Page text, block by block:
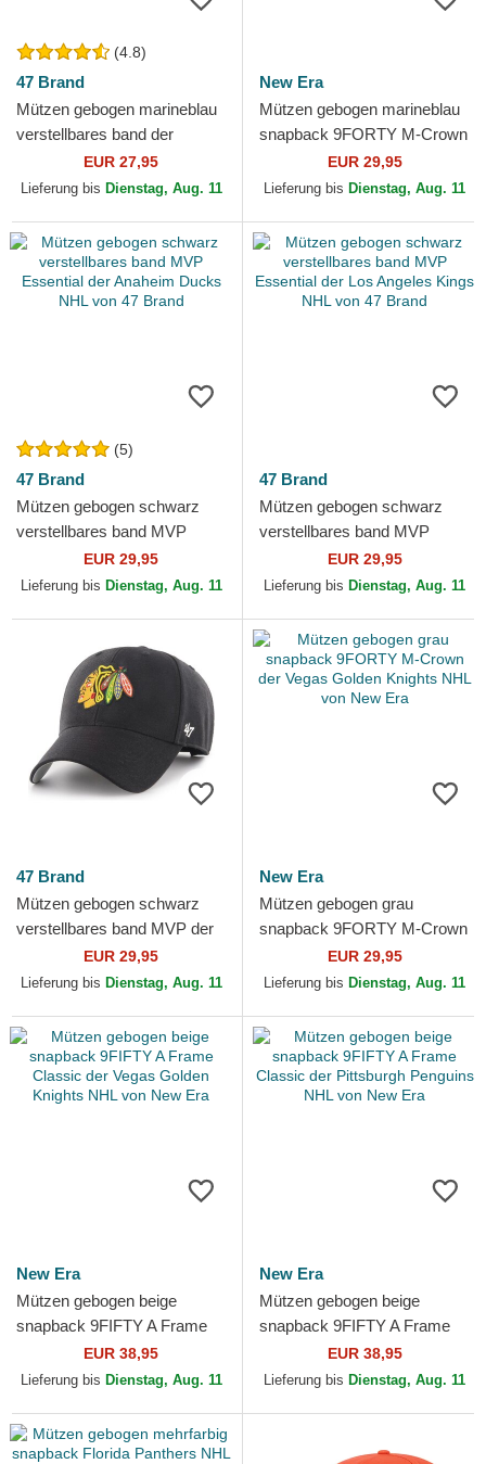
(4.8)
47 Brand
Mützen gebogen marineblau
verstellbares band der
Toronto Maple Leafs NHL von
47 Brand
EUR 27,95
Lieferung bis Dienstag, Aug. 11
New Era
Mützen gebogen marineblau
snapback 9FORTY M-Crown
Team der Toronto Maple
Leafs NHL von New Era
EUR 29,95
Lieferung bis Dienstag, Aug. 11
(5)
47 Brand
Mützen gebogen schwarz
verstellbares band MVP
Essential der Anaheim Ducks
NHL von 47 Brand
EUR 29,95
Lieferung bis Dienstag, Aug. 11
47 Brand
Mützen gebogen schwarz
verstellbares band MVP
Essential der Los Angeles
Kings NHL von 47 Brand
EUR 29,95
Lieferung bis Dienstag, Aug. 11
47 Brand
Mützen gebogen schwarz
verstellbares band MVP der
Chicago Blackhawks NHL
von 47 Brand
EUR 29,95
Lieferung bis Dienstag, Aug. 11
New Era
Mützen gebogen grau
snapback 9FORTY M-Crown
der Vegas Golden Knights
NHL von New Era
EUR 29,95
Lieferung bis Dienstag, Aug. 11
New Era
Mützen gebogen beige
snapback 9FIFTY A Frame
Classic der Vegas Golden
Knights NHL von New Era
EUR 38,95
Lieferung bis Dienstag, Aug. 11
New Era
Mützen gebogen beige
snapback 9FIFTY A Frame
Classic der Pittsburgh
Penguins NHL von New Era
EUR 38,95
Lieferung bis Dienstag, Aug. 11